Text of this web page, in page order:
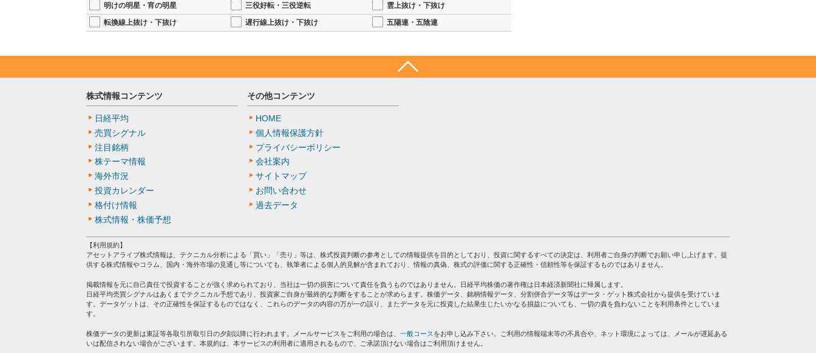
明けの明星・宵の明星
三役好転・三役逆転
雲上抜け・下抜け
転換線上抜け・下抜け
遅行線上抜け・下抜け 五陽連・五陰連
株式情報コンテンツ
日経平均
売買シグナル
注目銘柄
株テーマ情報
海外市況
投資カレンダー
格付け情報
株式情報・株価予想
その他コンテンツ
HOME
個人情報保護方針
プライバシーポリシー
会社案内
サイトマップ
お問い合わせ
過去データ
【利用規約】
アセットアライブ株式情報は、テクニカル分析による「買い」「売り」等は、株式投資判断の参考としての情報提供を目的としており、投資に関するすべての決定は、利用者ご自身の判断でお願い申し上げます。提
供する株式情報やコラム、国内・海外市場の見通し等についても、執筆者による個人的見解が含まれており、情報の真偽、株式の評価に関する正確性・信頼性等を保証するものではありません。
掲載情報を元に自己責任で投資することが強く求められており、当社は一切の損害について責任を負うものではありません。日経平均株価の著作権は日本経済新聞社に帰属します。
日経平均売買シグナルはあくまでテクニカル予想であり、投資家ご自身が最終的な判断をすることが求めらます。株価データ、銘柄情報データ、分割併合データ等はデータ・ゲット株式会社から提供を受けていま
す。データゲットは、その正確性を保証するものではなく、これらのデータの内容の万が一の誤り、またデータを元に投資した結果生じたいかなる損益についても、一切の責を負わないことを利用条件としていま
す。
株価データの更新は東証等各取引所取引日の夕刻以降に行われます。メールサービスをご利用の場合は、 一般コース をお申し込み下さい。ご利用の情報端末等の不具合や、ネット環境によっては、メールが遅延ある
いは配信されない場合がございます。本規約は、本サービスの利用者に適用されるもので、ご承諾頂けない場合はご利用頂けません。